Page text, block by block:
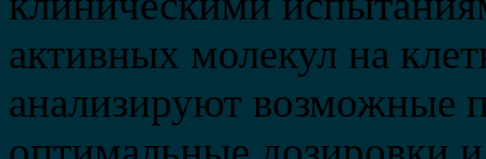
активных молекул на
анализируют возможные